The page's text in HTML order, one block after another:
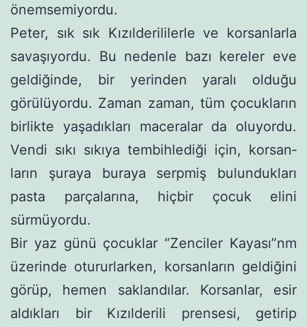
önemsemiyordu.
Peter, sık sık Kızılderililerle ve korsanlarla
savaşıyordu. Bu nedenle bazı kereler eve
geldiğinde, bir yerinden yaralı olduğu
görülüyordu. Zaman zaman, tüm çocukların
birlikte yaşadıkları maceralar da oluyordu.
Vendi sıkı sıkıya tembihlediği için, korsan­
ların şuraya buraya serpmiş bulundukları
pasta parçalarına, hiç­bir çocuk elini
sürmüyordu.
Bir yaz günü çocuklar “Zenciler Kayası”nm
üzerinde oturur­larken, korsanların geldiğini
görüp, hemen saklandılar. Korsanlar, esir
aldıkları bir Kızılderili prensesi, getirip